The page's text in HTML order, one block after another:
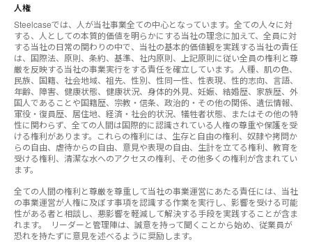
人権
Steelcaseでは、人が当社事業全ての中心となっています。全ての人々に対
する、人としての本質的価値を明らかにする当社の理念に加えて、全員に対
する当社の日常の関わりの中で、当社の基本的価値観を実践する当社の責任
は、国際法、原則、条約、基準、社内原則、上記原則に従い全員の権利と尊
厳を反映する当社の事業実行をする責任を確立しています。人種、肌の色、
民族、国籍、社会地域、祖先、性別、性同一性、性表現、性的志向、言語、
年齢、障害、健康状態、健康状況、身体的外見、妊娠、結婚歴、家族歴、外
国人であることや国籍歴、宗教・信条、政治的・その他の関係、遺伝情報、
軍役・復員歴、居住地、経済・社会的状況、犠牲者状態、またはその他の特
性に関わらず、全ての人間は国際的に認識されている人権の尊重や保護を受
ける権利があります。これらの権利には、生存と自由の権利、奴隷や拷問か
らの自由、虐待からの自由、意見や表現の自由、生計を立てる権利、教育を
受ける権利、清潔な水へのアクセスの権利、その他多くの権利が含まれてい
ます。
全ての人間の権利と尊厳を尊重して当社の事業運営にあたる責任には、当社
の事業運営が人権に及ぼす事項を認識する作業を実行し、影響を受ける可能
性がある者と相談し、悪影響を軽減して解決する手段を実践することが含ま
れます。 リーダーと管理陣は、誠意を持って聞くことから始め、従業員が
恐れを持たずに意見を述べるように奨励します。